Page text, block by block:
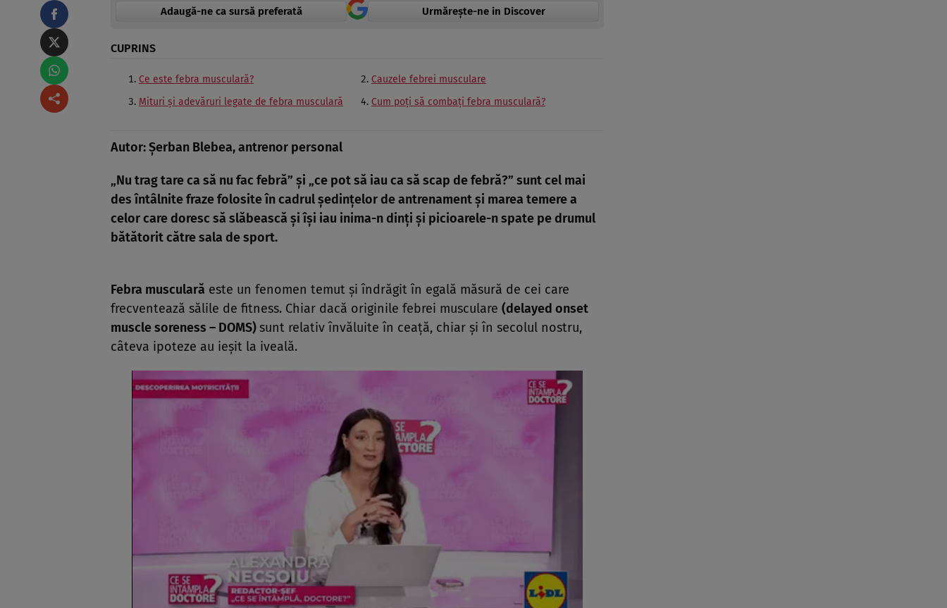
Adaugă-ne ca sursă preferată Urmărește-ne in Discover
CUPRINS
Ce este febra musculară?
Cauzele febrei musculare
Mituri şi adevăruri legate de febra musculară
Cum poţi să combaţi febra musculară?
Autor:Şerban Blebea, antrenor personal
„Nu trag tare ca să nu fac febră” şi „ce pot să iau ca să scap de febră?” sunt cel mai
des întâlnite fraze folosite în cadrul şedinţelor de antrenament şi marea temere a
celor care doresc să slăbească şi îşi iau inima-n dinţi şi picioarele-n spate pe drumul
bătătorit către sala de sport.
Febra musculară este un fenomen temut şi îndrăgit în egală măsură de cei care
frecventează sălile de fitness. Chiar dacă originile febrei musculare (delayed onset
muscle soreness – DOMS)sunt relativ învăluite în ceaţă, chiar şi în secolul nostru,
câteva ipoteze au ieşit la iveală.